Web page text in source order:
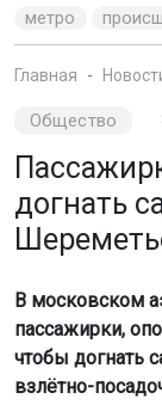
метро
Главная
Общество
догнать
В московском
пассажирки,
чтобы догнать
взлётно-